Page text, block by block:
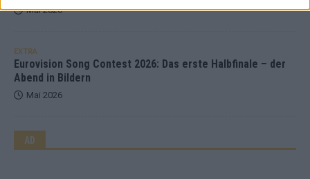
Mai 2026
EXTRA
Eurovision Song Contest 2026: Das erste Halbfinale – der
Abend in Bildern
Mai 2026
AD